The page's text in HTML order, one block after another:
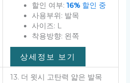
할인 여부: 16%할인 중
사용부위: 발목
사이즈: L
착용방향: 왼쪽
상세정보 보기
13. 더 윗시 고탄력 얇은 발목